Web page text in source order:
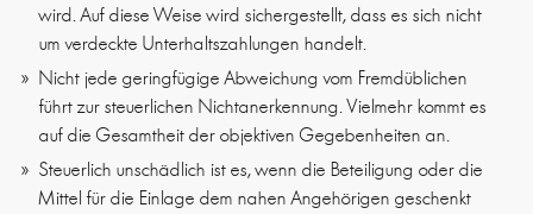
wird. Auf diese Weise wird sichergestellt, dass es sich nicht
um verdeckte Unterhaltszahlungen handelt.
Nicht jede geringfügige Abweichung vom Fremdüblichen
führt zur steuerlichen Nichtanerkennung. Vielmehr kommt es
auf die Gesamtheit der objektiven Gegebenheiten an.
Steuerlich unschädlich ist es, wenn die Beteiligung oder die
Mittel für die Einlage dem nahen Angehörigen geschenkt